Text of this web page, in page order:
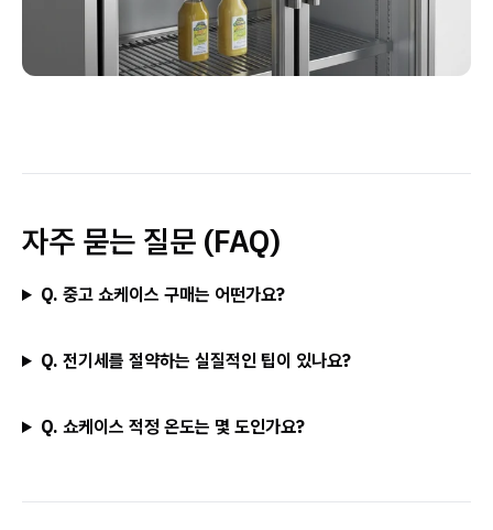
자주 묻는 질문 (FAQ)
Q. 중고 쇼케이스 구매는 어떤가요?
Q. 전기세를 절약하는 실질적인 팁이 있나요?
Q. 쇼케이스 적정 온도는 몇 도인가요?